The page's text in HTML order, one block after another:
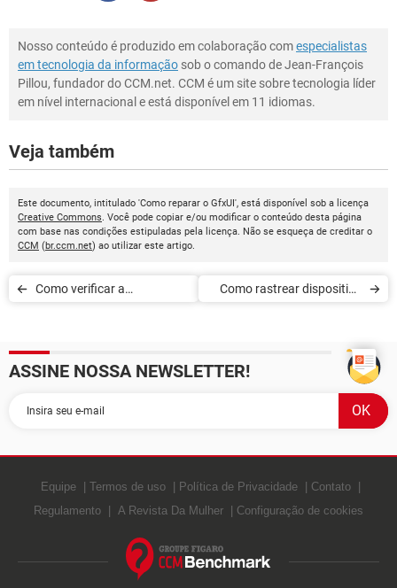
Nosso conteúdo é produzido em colaboração comespecialistas
em tecnologia da informação sob o comando de Jean-François
Pillou, fundador do CCM.net. CCM é um site sobre tecnologia líder
em nível internacional e está disponível em 11 idiomas.
Veja também
Este documento, intitulado 'Como reparar o GfxUI', está disponível sob a licença
Creative Commons. Você pode copiar e/ou modificar o conteúdo desta página
com base nas condições estipuladas pela licença. Não se esqueça de creditar o
CCM (br.ccm.net) ao utilizar este artigo.
Como verificar a
BullGuard IoT Scanner
Como rastrear dispositivo
ASSINE NOSSA NEWSLETTER!
Equipe Termos de uso Política de Privacidade
Contato
Regulamento
A Revista Da Mulher Configuração de cookies